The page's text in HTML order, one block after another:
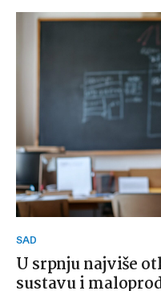
SAD
U srpnju najviše
sustavu i